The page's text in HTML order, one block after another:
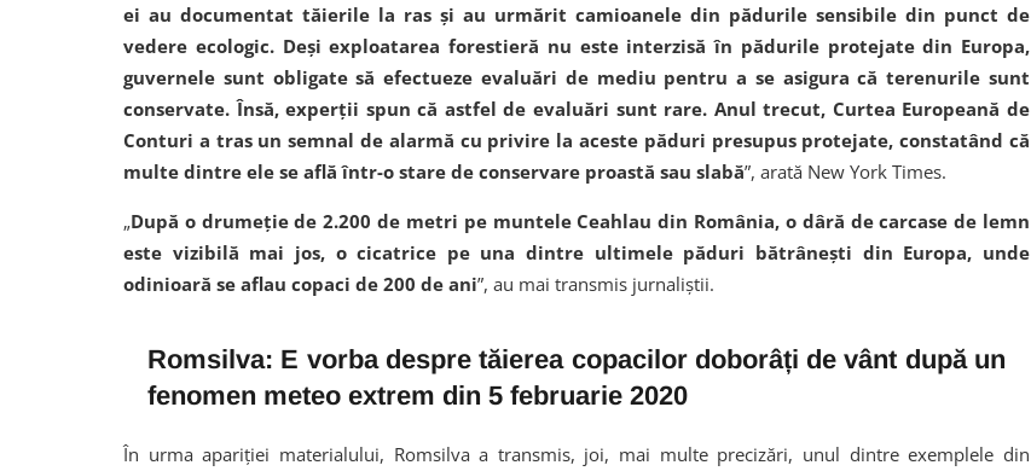
ei au documentat tăierile la ras şi au urmărit camioanele din pădurile sensibile din punct de
vedere ecologic. Deşi exploatarea forestieră nu este interzisă în pădurile protejate din Europa,
guvernele sunt obligate să efectueze evaluări de mediu pentru a se asigura că terenurile sunt
conservate. Însă, experţii spun că astfel de evaluări sunt rare. Anul trecut, Curtea Europeană de
Conturi a tras un semnal de alarmă cu privire la aceste păduri presupus protejate, constatând că
multe dintre ele se află într-o stare de conservare proastă sau slabă”, arată New York Times.
„După o drumeţie de 2.200 de metri pe muntele Ceahlau din România, o dâră de carcase de lemn
este vizibilă mai jos, o cicatrice pe una dintre ultimele păduri bătrâneşti din Europa, unde
odinioară se aflau copaci de 200 de ani”, au mai transmis jurnaliştii.
Romsilva: E vorba despre tăierea copacilor doborâți de vânt după un
fenomen meteo extrem din 5 februarie 2020
În urma apariţiei materialului, Romsilva a transmis, joi, mai multe precizări, unul dintre exemplele din